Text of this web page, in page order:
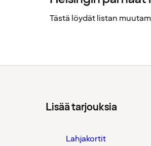
Tästä löydät listan
Lisää tarjouksia
Lahjakortit